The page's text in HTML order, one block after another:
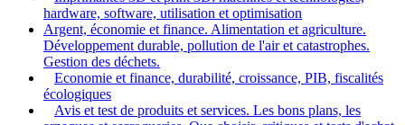
hardware, software, utilisation et optimisation
Argent, économie et finance. Alimentation et agriculture.
Développement durable, pollution de l'air et catastrophes.
Gestion des déchets.
Economie et finance, durabilité, croissance, PIB, fiscalités
écologiques
Avis et test de produits et services. Les bons plans, les